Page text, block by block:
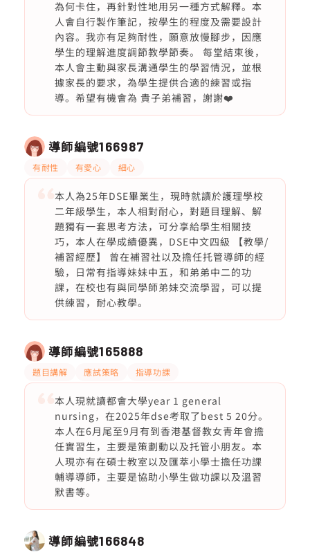
為何卡住，再針對性地用另一種方式解釋。本
人會自行製作筆記，按學生的程度及需要設計
內容。我亦有足夠耐性，願意放慢腳步，因應
學生的理解進度調節教學節奏。 每堂結束後，
本人會主動與家長溝通學生的學習情況，並根
據家長的要求，為學生提供合適的練習或指
導。希望有機會為 貴子弟補習，謝謝❤️
導師編號166987
有耐性 有愛心 細心
本人為25年DSE畢業生，現時就讀於護理學校
二年級學生，本人相對耐心，對題目理解、解
題獨有一套思考方法，可分享給學生相關技
巧，本人在學成績優異，DSE中文四級 【教學/
補習經歷】 曾在補習社以及擔任托管導師的經
驗，日常有指導妹妹中五，和弟弟中二的功
課，在校也有與同學師弟妹交流學習，可以提
供練習，耐心教學。
導師編號165888
題目講解 應試策略 指導功課
本人現就讀都會大學year 1 general
nursing，在2025年dse考取了best 5 20分。
本人在6月尾至9月有到香港基督教女青年會擔
任實習生，主要是策劃動以及托管小朋友。本
人現亦有在碩士教室以及匯萃小學士擔任功課
輔導導師，主要是協助小學生做功課以及溫習
默書等。
導師編號166848